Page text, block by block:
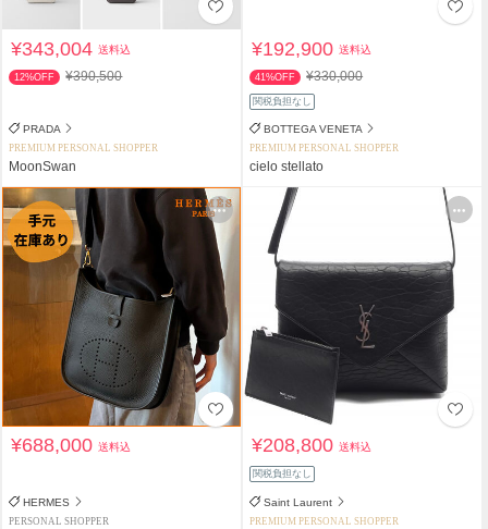
¥343,004送料込
12%OFF ¥390,500
PRADA
PREMIUM PERSONAL SHOPPER
MoonSwan
¥192,900送料込
41%OFF ¥330,000
関税負担なし
BOTTEGA VENETA
PREMIUM PERSONAL SHOPPER
cielo stellato
¥688,000送料込
HERMES
PERSONAL SHOPPER
¥208,800送料込
関税負担なし
Saint Laurent
PREMIUM PERSONAL SHOPPER